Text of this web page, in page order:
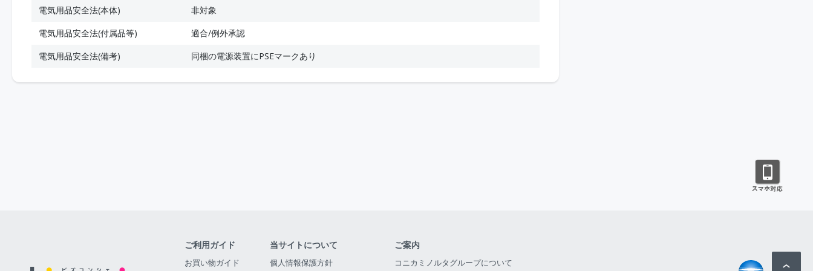
電気用品安全法(本体)
非対象
電気用品安全法(付属品等)
適合/例外承認
電気用品安全法(備考)
同梱の電源装置にPSEマークあり
ご利用ガイド
お買い物ガイド
当サイトについて
個人情報保護方針
ご案内
コニカミノルタグループについて